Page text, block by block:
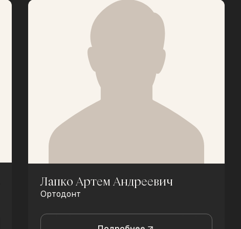
Лапко Артем Андреевич
Ортодонт